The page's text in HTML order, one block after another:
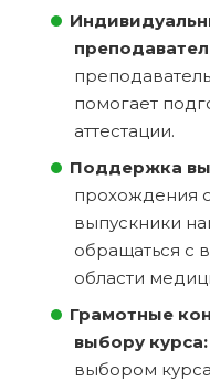
помогает
аттестации.
Поддержка
прохождения
выпускники
обращаться с
области
Грамотные
выбору курса:
выбором